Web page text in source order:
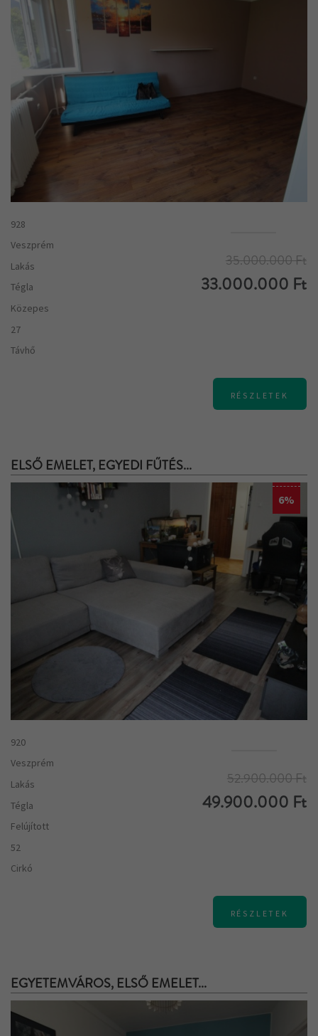
928
Veszprém
Lakás
Tégla
Közepes
27
Távhő
35.000.000 Ft
33.000.000 Ft
RÉSZLETEK
ELSŐ EMELET, EGYEDI FŰTÉS...
6%
920
Veszprém
Lakás
Tégla
Felújított
52
Cirkó
52.900.000 Ft
49.900.000 Ft
RÉSZLETEK
EGYETEMVÁROS, ELSŐ EMELET...